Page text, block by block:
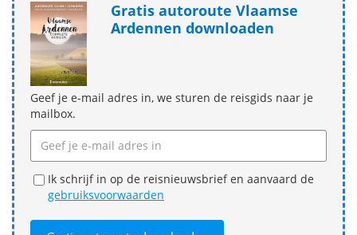
Gratis autoroute Vlaamse
Ardennen downloaden
Geef je e-mail adres in, we sturen de reisgids naar je
mailbox.
Ik schrijf in op de reisnieuwsbrief en aanvaard de
gebruiksvoorwaarden